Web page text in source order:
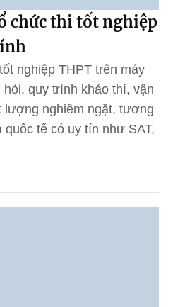
chức thi tốt nghiệp
nghiệp THPT trên máy
quy trình khảo thí, vận
lượng nghiêm ngặt, tương
tế có uy tín như SAT,